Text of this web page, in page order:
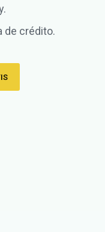
de crédito.